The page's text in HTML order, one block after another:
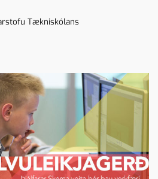
Tækniskólans